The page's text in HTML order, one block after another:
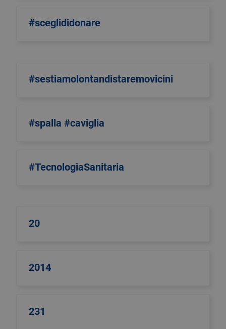
#sceglididonare
#sestiamolontandistaremovicini
#spalla #caviglia
#TecnologiaSanitaria
20
2014
231